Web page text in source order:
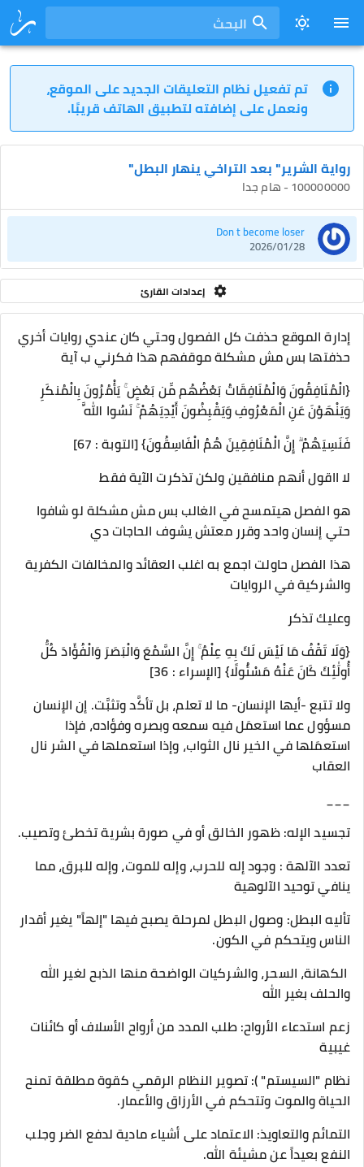
البحث
تم تفعيل نظام التعليقات الجديد على الموقع،
ونعمل على إضافته لتطبيق الهاتف قريبًا.
رواية الشرير" بعد التراخي ينهار البطل"
100000000 - هام جدا
Don t become loser
2026/01/28
إعدادات القارئ
إدارة الموقع حذفت كل الفصول وحتي كان عندي روايات أخري
حذفتها بس مش مشكلة موقفهم هذا فكرني ب آية
{الْمُنَافِقُونَ وَالْمُنَافِقَاتُ بَعْضُهُم مِّن بَعْضٍ ۚ يَأْمُرُونَ بِالْمُنكَرِ
وَيَنْهَوْنَ عَنِ الْمَعْرُوفِ وَيَقْبِضُونَ أَيْدِيَهُمْ ۚ نَسُوا اللَّهَ
فَنَسِيَهُمْ ۗ إِنَّ الْمُنَافِقِينَ هُمُ الْفَاسِقُونَ} [التوبة : 67]
لا ااقول أنهم منافقين ولكن تذكرت الآية فقط
هو الفصل هيتمسح في الغالب بس مش مشكلة لو شافوا
حتي إنسان واحد وقرر معتش يشوف الحاجات دي
هذا الفصل حاولت اجمع به اغلب العقائد والمخالفات الكفرية
والشركية في الروايات
وعليك تذكر
{وَلَا تَقْفُ مَا لَيْسَ لَكَ بِهِ عِلْمٌ ۚ إِنَّ السَّمْعَ وَالْبَصَرَ وَالْفُؤَادَ كُلُّ
أُولَٰئِكَ كَانَ عَنْهُ مَسْئُولًا} [الإسراء : 36]
ولا تتبع -أيها الإنسان- ما لا تعلم، بل تأكَّد وتثبَّت. إن الإنسان
مسؤول عما استعمَل فيه سمعه وبصره وفؤاده، فإذا
استعمَلها في الخير نال الثواب، وإذا استعملها في الشر نال
العقاب
___
​تجسيد الإله: ظهور الخالق أو في صورة بشرية تخطئ وتصيب.
​تعدد الآلهة : وجود إله للحرب، وإله للموت، وإله للبرق، مما
ينافي توحيد الآلوهية
​تأليه البطل: وصول البطل لمرحلة يصبح فيها "إلهاً" يغير أقدار
الناس ويتحكم في الكون.
​ الكهانة، السحر، والشركيات الواضحة منها الذبح لغير الله
والحلف بغير الله
زعم ​استدعاء الأرواح: طلب المدد من أرواح الأسلاف أو كائنات
غيبية
​نظام "السيستم" ): تصوير النظام الرقمي كقوة مطلقة تمنح
الحياة والموت وتتحكم في الأرزاق والأعمار.
​التمائم والتعاويذ: الاعتماد على أشياء مادية لدفع الضر وجلب
النفع بعيداً عن مشيئة الله.